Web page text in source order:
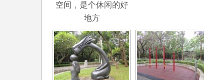
空间，是个休闲的好
地方